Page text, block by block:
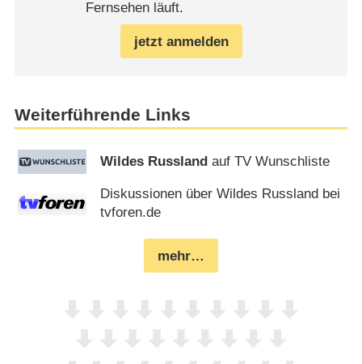
Fernsehen läuft.
jetzt anmelden
Weiterführende Links
Wildes Russland auf TV Wunschliste
Diskussionen über Wildes Russland bei
tvforen.de
mehr…